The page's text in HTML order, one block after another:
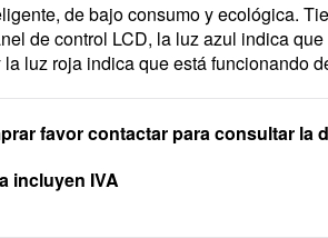
de bajo consumo y ecológica.
de control LCD, la luz azul indica
la luz roja indica que está funcionando
favor contactar para consultar la
incluyen IVA